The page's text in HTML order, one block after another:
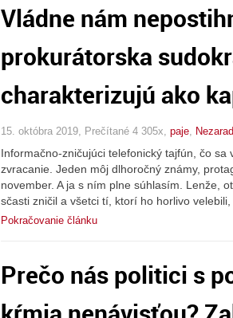
Vládne nám
prokurátorska
charakterizujú ako
15. októbra 2019, Prečítané 4 305x, paje
Informačno-zničujúci telefonický tajfún, čo
zvracanie. Jeden môj dlhoročný známy,
november. A ja s ním plne súhlasím. Lenže,
sčasti zničil a všetci tí, ktorí ho horlivo
Pokračovanie článku
Prečo nás politici s